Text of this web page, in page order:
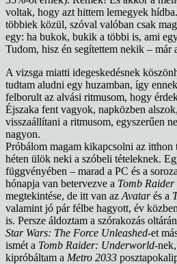
voltak, hogy azt hittem lemegyek
többiek közül, szóval valóban csak
egy: ha bukok, bukik a többi is, ami
Tudom, hisz én segítettem nekik – már
A vizsga miatti idegeskedésnek
tudtam aludni egy huzamban, így
felborult az alvási ritmusom, hogy
Éjszaka fent vagyok, napközben
visszaállítani a ritmusom, egyszerűen
nagyon.
Próbálom magam kikapcsolni az
héten ülök neki a szóbeli tételeknek.
függvényében – marad a PC és a
hónapja van betervezve a Tomb Raider
megtekintése, de itt van az Avatarés a
valamint jó pár félbe hagyott, év
is. Persze áldoztam a szórakozás
Star Wars: The Force Unleashed-et
ismét a Tomb Raider: Underworld-
kipróbáltam a Metro 2033